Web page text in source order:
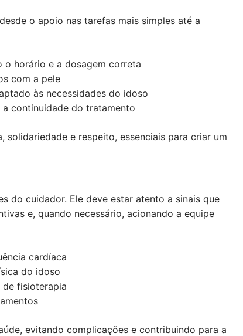
o apoio nas tarefas mais simples até a
o horário e a dosagem correta
com a pele
às necessidades do idoso
continuidade do tratamento
e respeito, essenciais para criar um
do cuidador. Ele deve estar atento a sinais que
e, quando necessário, acionando a equipe
cardíaca
do idoso
de fisioterapia
evitando complicações e contribuindo para a